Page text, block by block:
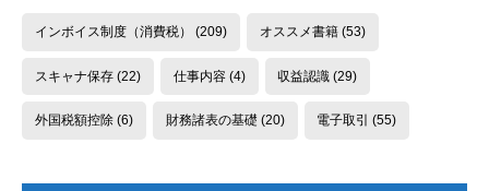
インボイス制度（消費税） (209) オススメ書籍(53)
スキャナ保存(22) 仕事内容(4) 収益認識 (29)
外国税額控除(6) 財務諸表の基礎 (20) 電子取引 (55)